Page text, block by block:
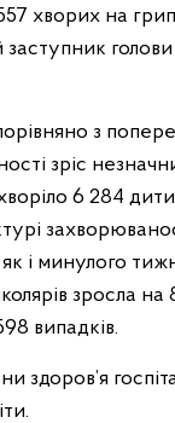
хворих на
заступник
з
зріс
6 284
і минулого
зросла на
випадків.
здоров’я